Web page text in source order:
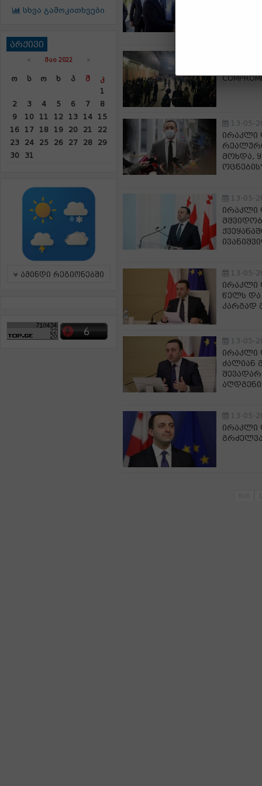
სხვა გამოკითხვები
არქივი
« ᲛᲐᲘ 2022 »
Ო Ს Ო Ხ Პ Შ
Კ
1
2
3 4 5 6 7
8
9
10 11 12 13 14
15
16
17 18 19 20 21
22
23
24 25 26 27 28
29
30
31
ამინდი რეგიონებში
13-05-
ირაკლი
მოხდა,
13-05-
ირაკლი
13-05-
ირაკლი
წელს
კარგად
13-05-
ირაკლი
ძალიან
13-05-
ირაკლი